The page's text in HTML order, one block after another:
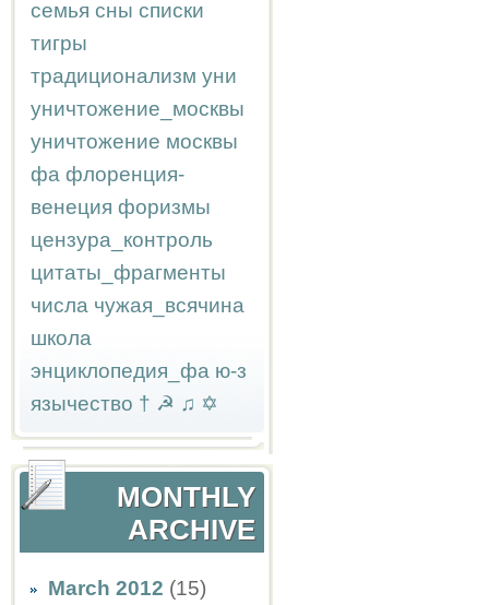
семья сны списки
тигры
традиционализм уни
уничтожение_москвы
уничтожение москвы
фа флоренция-
венеция форизмы
цензура_контроль
цитаты_фрагменты
числа чужая_всячина
школа
энциклопедия_фа ю-з
язычество † ☭ ♫ ✡
MONTHLY
ARCHIVE
March 2012 (15)